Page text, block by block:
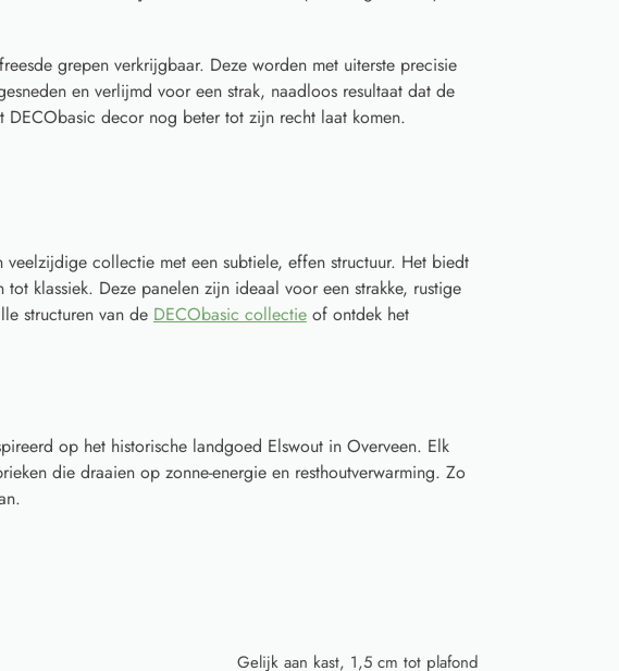
grepen verkrijgbaar. Deze worden met uiterste precisie
en verlijmd voor een strak, naadloos resultaat dat de
DECObasic decor nog beter tot zijn recht laat komen.
collectie met een subtiele, effen structuur. Het biedt
klassiek. Deze panelen zijn ideaal voor een strakke, rustige
structuren van de DECObasic collectieof ontdek het
op het historische landgoed Elswout in Overveen. Elk
die draaien op zonne-energie en resthoutverwarming. Zo
Gelijk aan kast, 1,5 cm tot plafond